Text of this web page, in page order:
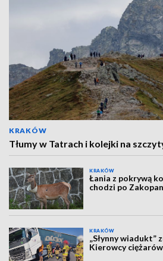
KRAKÓW
Tłumy w Tatrach i kolejki na
KRAKÓW
Łania z pokrywą
chodzi po
KRAKÓW
„Słynny wiadukt”
Kierowcy